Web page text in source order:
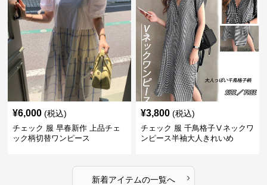
¥6,000 (税込)
チェック 服 早春新作 上品チェ
ック柄切替ワンピース
¥3,800 (税込)
チェック 服 千鳥格子Ⅴネックワ
ンピース半袖大人きれいめ
新着アイテムの一覧へ ›